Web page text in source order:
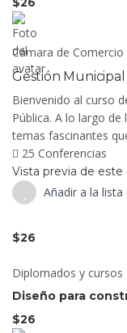
Cámara de Comercio
Gestión
Bienvenido al curso
Pública. A lo largo
temas fascinantes
25 Conferencias
Vista previa de este
Añadir a la lista
$26
Diplomados y cursos
Diseño para
$26